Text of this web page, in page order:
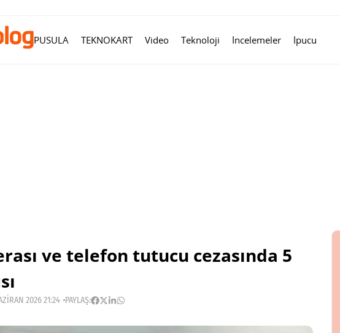
PUSULA TEKNOKART Video Teknoloji İncelemeler İpucu
ve telefon tutucu cezasında 5
2026 21:24 PAYLAŞ: